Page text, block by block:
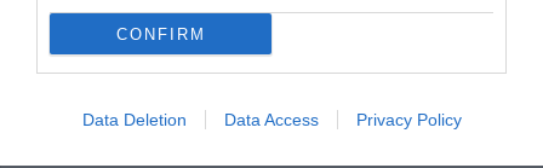
CONFIRM
Data Deletion Data Access Privacy Policy
detalles
Sylvie
Agosto 2011
FABULOSO
8.8/10